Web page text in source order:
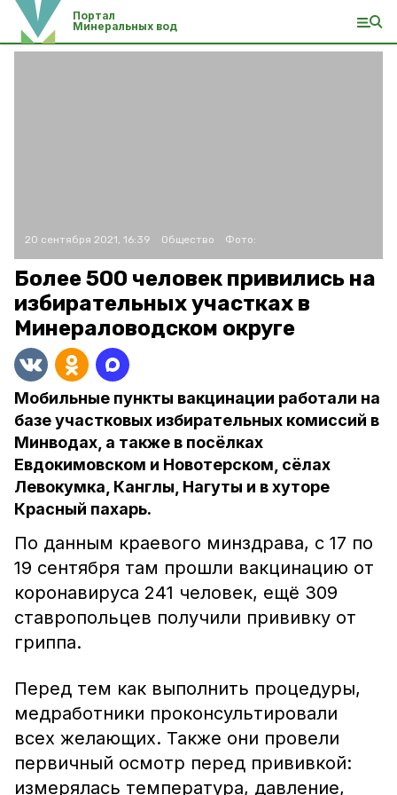
Портал
Минеральных вод
20 сентября 2021, 16:39 Общество Фото:
Более 500 человек привились на
избирательных участках в
Минераловодском округе
Мобильные пункты вакцинации работали на
базе участковых избирательных комиссий в
Минводах, а также в посёлках
Евдокимовском и Новотерском, сёлах
Левокумка, Канглы, Нагуты и в хуторе
Красный пахарь.
По данным краевого минздрава, с 17 по
19 сентября там прошли вакцинацию от
коронавируса 241 человек, ещё 309
ставропольцев получили прививку от
гриппа.
Перед тем как выполнить процедуры,
медработники проконсультировали
всех желающих. Также они провели
первичный осмотр перед прививкой:
измерялась температура, давление,